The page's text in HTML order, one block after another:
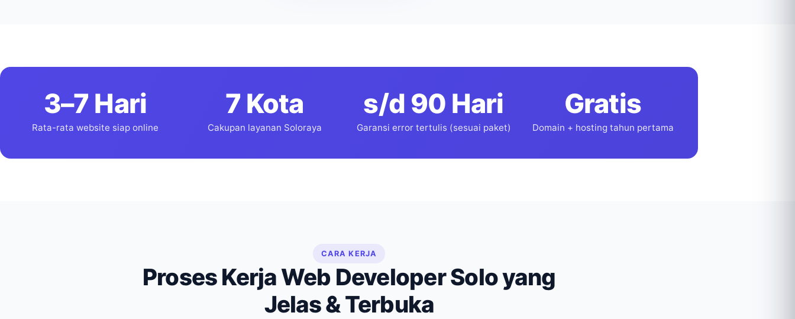
3–7 Hari
Rata-rata website siap online
7 Kota
Cakupan layanan Soloraya
s/d 90 Hari
Garansi error tertulis (sesuai paket)
Gratis
Domain + hosting tahun pertama
CARA KERJA
Proses Kerja Web Developer Solo yang
Jelas & Terbuka